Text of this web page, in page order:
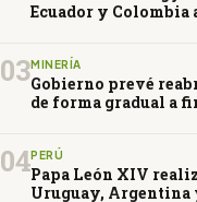
Ecuador y Colombia
03MINERÍA
Gobierno prevé
de forma gradual a
04PERÚ
Papa León XIV
Uruguay, Argentina